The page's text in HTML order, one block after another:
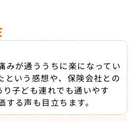
みが通ううちに楽になってい
という感想や、保険会社との
子ども連れでも通いやす
る声も目立ちます。